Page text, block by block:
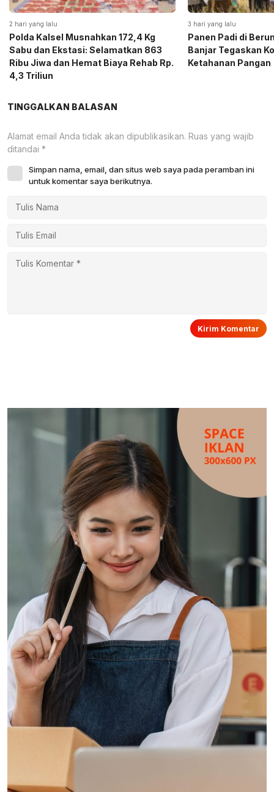
2 hari yang lalu
Polda Kalsel Musnahkan 172,4 Kg
Sabu dan Ekstasi: Selamatkan 863
Ribu Jiwa dan Hemat Biaya Rehab Rp.
4,3 Triliun
3 hari yang lalu
Panen Padi di
Banjar Tegaskan
Ketahanan Pangan
TINGGALKAN BALASAN
Alamat email Anda tidak akan dipublikasikan. Ruas yang wajib
ditandai *
Simpan nama, email, dan situs web saya pada peramban ini
untuk komentar saya berikutnya.